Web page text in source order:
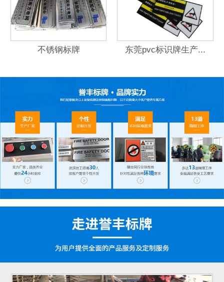
不锈钢标牌 东莞pvc标识牌生产...